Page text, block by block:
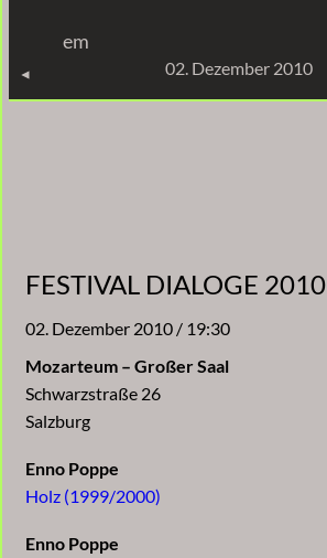
springen
em
02. Dezember 2010
FESTIVAL DIALOGE 2010
02. Dezember 2010 / 19:30
Mozarteum – Großer Saal
Schwarzstraße 26
Salzburg
Enno Poppe
Holz (1999/2000)
Enno Poppe